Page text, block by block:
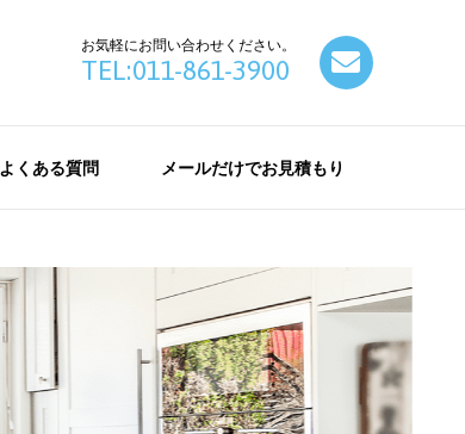
お気軽にお問い合わせください。
TEL:011-861-3900
よくある質問 メールだけでお見積もり